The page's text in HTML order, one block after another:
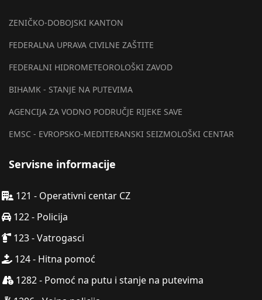
ZENIČKO-DOBOJSKI KANTON
FEDERALNA UPRAVA CIVILNE ZAŠTITE
FEDERALNI HIDROMETEOROLOŠKI ZAVOD
BIHAMK - STANJE NA PUTEVIMA
AGENCIJA ZA VODNO PODRUČJE RIJEKE SAVE
EMSC - EVROPSKO-MEDITERANSKI SEIZMOLOŠKI CENTAR
Servisne informacije
121 - Operativni centar CZ
122 - Policija
123 - Vatrogasci
124 - Hitna pomoć
1282 - Pomoć na putu i stanje na putevima